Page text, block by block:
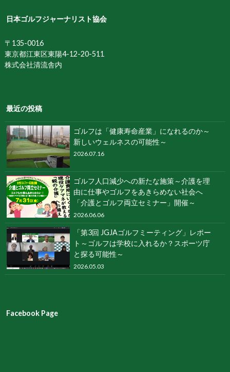
日本ゴルフジャーナリスト協会
〒135-0016
東京都江東区東陽4-12-20-511
株式会社清流舎内
最近の投稿
ゴルフは「健康寿命産業」になれるのか～
新しいウェルネスの可能性～
2026.07.16
ゴルフ人口減少への新たな施策～介護を理
由に仕事やゴルフをあきらめない社会へ
「介護とゴルフ両立セミナー」開催～
2026.06.06
「第3回 JGJAゴルフミーティング」レポー
ト～ゴルフは学校に入れるか？スポーツ庁
と探る可能性～
2026.05.03
Facebook Page